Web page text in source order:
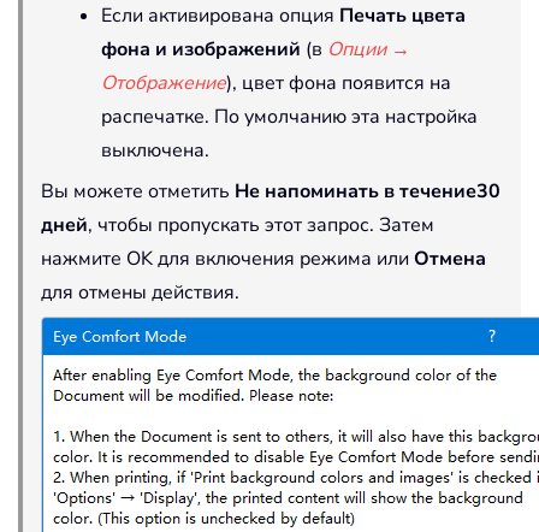
Если активирована опция Печать цвета
фона и изображений (в Опции →
Отображение), цвет фона появится на
распечатке. По умолчанию эта настройка
выключена.
Вы можете отметить Не напоминать в течение30
дней, чтобы пропускать этот запрос. Затем
нажмите OK для включения режима или Отмена
для отмены действия.